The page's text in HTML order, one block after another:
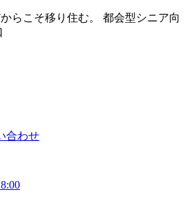
らこそ移り住む。 都会型シニア向
合わせ